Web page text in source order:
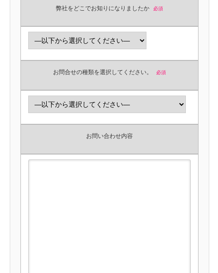
弊社をどこでお知りになりましたか 必須
お問合せの種類を選択してください。 必須
お問い合わせ内容